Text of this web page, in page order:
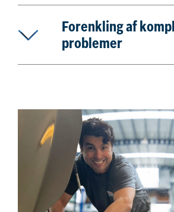
Forenkling af
problemer